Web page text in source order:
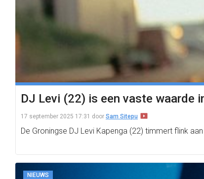
DJ Levi (22) is een vaste waarde
17 september 2025 17:31 door Sam Sitepu
De Groningse DJ Levi Kapenga (22) timmert flink
NIEUWS